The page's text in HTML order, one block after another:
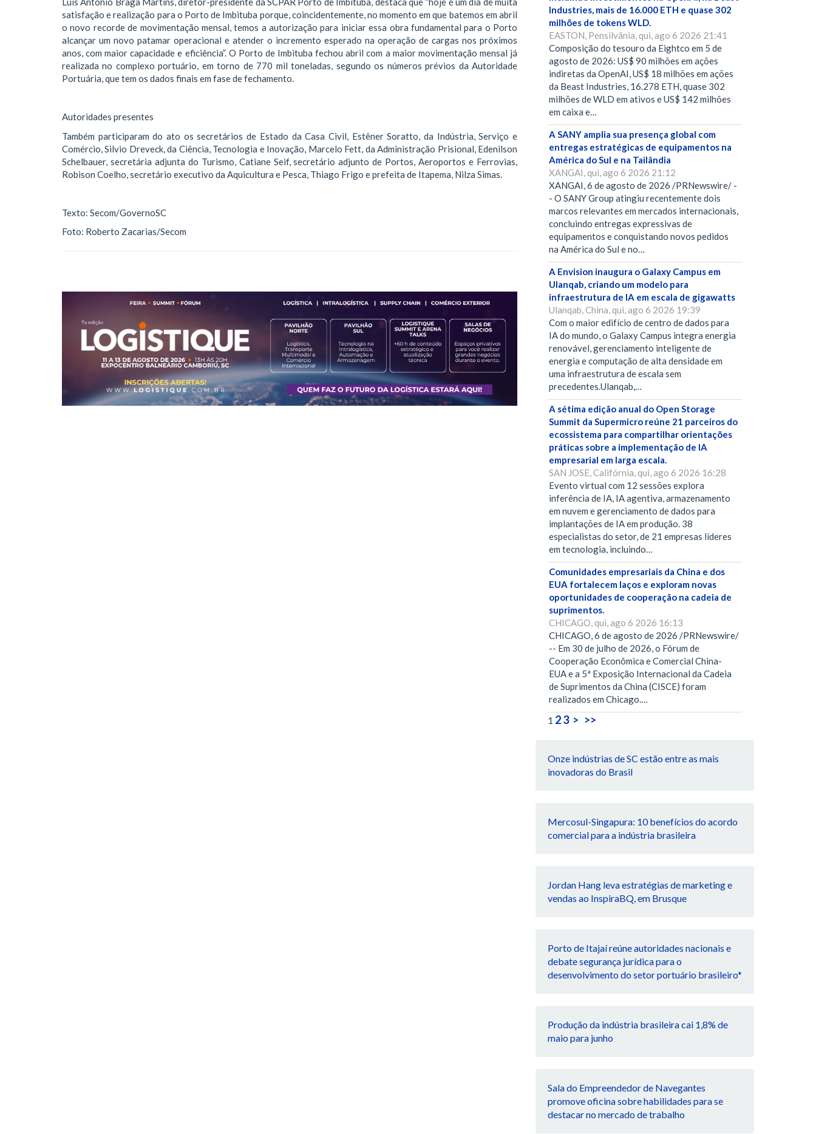
satisfação e realização para o Porto de Imbituba porque, coincidentemente, no momento em que batemos em abril
o novo recorde de movimentação mensal, temos a autorização para iniciar essa obra fundamental para o Porto
alcançar um novo patamar operacional e atender o incremento esperado na operação de cargas nos próximos
anos, com maior capacidade e eficiência”. O Porto de Imbituba fechou abril com a maior movimentação mensal já
realizada no complexo portuário, em torno de 770 mil toneladas, segundo os números prévios da Autoridade
Portuária, que tem os dados finais em fase de fechamento.
Autoridades presentes
Também participaram do ato os secretários de Estado da Casa Civil, Estêner Soratto, da Indústria, Serviço e
Comércio, Silvio Dreveck, da Ciência, Tecnologia e Inovação, Marcelo Fett, da Administração Prisional, Edenilson
Schelbauer, secretária adjunta do Turismo, Catiane Seif, secretário adjunto de Portos, Aeroportos e Ferrovias,
Robison Coelho, secretário executivo da Aquicultura e Pesca, Thiago Frigo e prefeita de Itapema, Nilza Simas.
Texto: Secom/GovernoSC
Foto: Roberto Zacarias/Secom
Industries, mais de 16.000 ETH e quase 302
milhões de tokens WLD.
EASTON, Pensilvânia, qui, ago 6 2026 21:41
Composição do tesouro da Eightco em 5 de
agosto de 2026: US$ 90 milhões em ações
indiretas da OpenAI, US$ 18 milhões em ações
da Beast Industries, 16.278 ETH, quase 302
milhões de WLD em ativos e US$ 142 milhões
em caixa e…
A SANY amplia sua presença global com
entregas estratégicas de equipamentos na
América do Sul e na Tailândia
XANGAI, qui, ago 6 2026 21:12
XANGAI, 6 de agosto de 2026 /PRNewswire/ -
- O SANY Group atingiu recentemente dois
marcos relevantes em mercados internacionais,
concluindo entregas expressivas de
equipamentos e conquistando novos pedidos
na América do Sul e no…
A Envision inaugura o Galaxy Campus em
Ulanqab, criando um modelo para
infraestrutura de IA em escala de gigawatts
Ulanqab, China, qui, ago 6 2026 19:39
Com o maior edifício de centro de dados para
IA do mundo, o Galaxy Campus integra energia
renovável, gerenciamento inteligente de
energia e computação de alta densidade em
uma infraestrutura de escala sem
precedentes.Ulanqab,…
A sétima edição anual do Open Storage
Summit da Supermicro reúne 21 parceiros do
ecossistema para compartilhar orientações
práticas sobre a implementação de IA
empresarial em larga escala.
SAN JOSE, Califórnia, qui, ago 6 2026 16:28
Evento virtual com 12 sessões explora
inferência de IA, IA agentiva, armazenamento
em nuvem e gerenciamento de dados para
implantações de IA em produção. 38
especialistas do setor, de 21 empresas líderes
em tecnologia, incluindo…
Comunidades empresariais da China e dos
EUA fortalecem laços e exploram novas
oportunidades de cooperação na cadeia de
suprimentos.
CHICAGO, qui, ago 6 2026 16:13
CHICAGO, 6 de agosto de 2026 /PRNewswire/
-- Em 30 de julho de 2026, o Fórum de
Cooperação Econômica e Comercial China-
EUA e a 5ª Exposição Internacional da Cadeia
de Suprimentos da China (CISCE) foram
realizados em Chicago.…
1 23 > >>
Onze indústrias de SC estão entre as mais
inovadoras do Brasil
Mercosul-Singapura: 10 benefícios do acordo
comercial para a indústria brasileira
Jordan Hang leva estratégias de marketing e
vendas ao InspiraBQ, em Brusque
Porto de Itajaí reúne autoridades nacionais e
debate segurança jurídica para o
desenvolvimento do setor portuário brasileiro*
Produção da indústria brasileira cai 1,8% de
maio para junho
Sala do Empreendedor de Navegantes
promove oficina sobre habilidades para se
destacar no mercado de trabalho